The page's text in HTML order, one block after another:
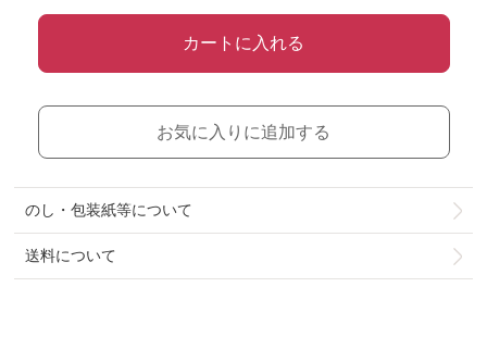
カートに入れる
お気に入りに追加する
のし・包装紙等について
送料について